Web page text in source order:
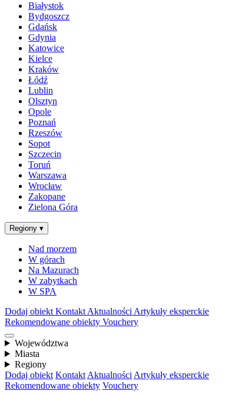
Białystok
Bydgoszcz
Gdańsk
Gdynia
Katowice
Kielce
Kraków
Łódź
Lublin
Olsztyn
Opole
Poznań
Rzeszów
Sopot
Szczecin
Toruń
Warszawa
Wrocław
Zakopane
Zielona Góra
Regiony ▾
Nad morzem
W górach
Na Mazurach
W zabytkach
W SPA
Dodaj obiekt Kontakt Aktualności Artykuły eksperckie
Rekomendowane obiekty Vouchery
Województwa
Miasta
Regiony
Dodaj obiekt Kontakt Aktualności Artykuły eksperckie
Rekomendowane obiekty Vouchery